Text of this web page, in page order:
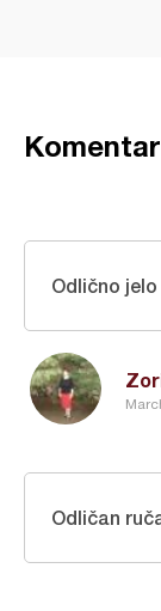
Odlično jelo
Odličan